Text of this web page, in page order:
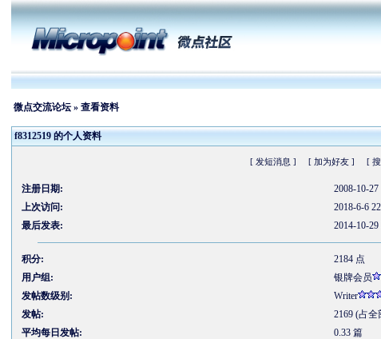
微点交流论坛» 查看资料
f8312519 的个人资料
[ 发短消息 ] [ 加为好友 ] [
注册日期:
2008-10-27
上次访问:
2018-6-6
最后发表:
2014-10-29
积分:
2184 点
用户组:
银牌会员
发帖数级别:
Writer
发帖:
2169 (占全
平均每日发帖:
0.33 篇